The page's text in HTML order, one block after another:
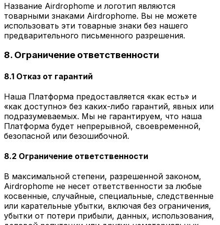
Название Airdrophome и логотип являются
товарными знаками Airdrophome. Вы не можете
использовать эти товарные знаки без нашего
предварительного письменного разрешения.
8. Ограничение ответственности
8.1 Отказ от гарантий
Наша Платформа предоставляется «как есть» и
«как доступно» без каких-либо гарантий, явных или
подразумеваемых. Мы не гарантируем, что наша
Платформа будет непрерывной, своевременной,
безопасной или безошибочной.
8.2 Ограничение ответственности
В максимальной степени, разрешенной законом,
Airdrophome не несет ответственности за любые
косвенные, случайные, специальные, следственные
или карательные убытки, включая без ограничения,
убытки от потери прибыли, данных, использования,